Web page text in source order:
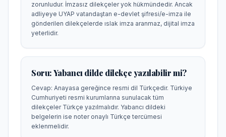
zorunludur. İmzasız dilekçeler yok hükmündedir. Ancak
adliyeye UYAP vatandaştan e-devlet şifresi/e-imza ile
gönderilen dilekçelerde ıslak imza aranmaz, dijital imza
yeterlidir.
Soru:Yabancı dilde dilekçe yazılabilir mi?
Cevap: Anayasa gereğince resmi dil Türkçedir. Türkiye
Cumhuriyeti resmi kurumlarına sunulacak tüm
dilekçeler Türkçe yazılmalıdır. Yabancı dildeki
belgelerin ise noter onaylı Türkçe tercümesi
eklenmelidir.